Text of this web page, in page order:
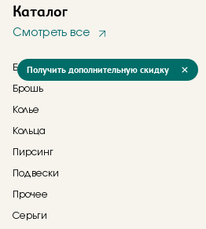
Каталог
Смотреть все
Браслеты
Брошь
Колье
Кольца
Пирсинг
Подвески
Прочее
Серьги
Получить дополнительную скидку